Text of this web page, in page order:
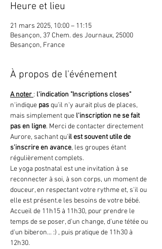
Heure et lieu
21 mars 2025, 10:00 – 11:15
Besançon, 37 Chem. des Journaux, 25000
Besançon, France
À propos de l'événement
A noter : l'indication "Inscriptions closes"
n'indique pas qu'il n'y aurait plus de places,
mais simplement que l'inscription ne se fait
pas en ligne. Merci de contacter directement
Aurore, sachant qu'il est souvent utile de
s'inscrire en avance, les groupes étant
régulièrement complets.
Le yoga postnatal est une invitation à se
reconnecter à soi, à son corps, un moment de
douceur, en respectant votre rythme et, s'il ou
elle est présent.e les besoins de votre bébé.
Accueil de 11h15 à 11h30, pour prendre le
temps de se poser, d'un change, d'une tétée ou
d'un biberon... :) , puis pratique de 11h30 à
12h30.